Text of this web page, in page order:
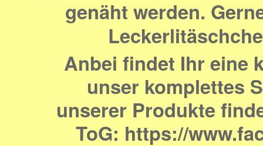
genäht werden.
Anbei findet Ihr eine
unser komplettes
unserer Produkte
ToG: https://